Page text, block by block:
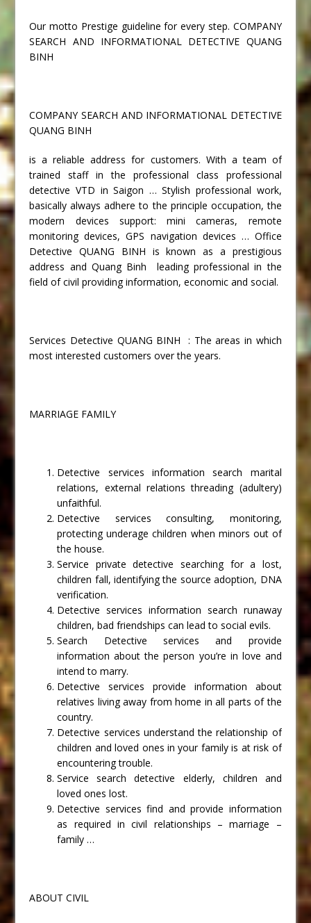
Our motto Prestige guideline for every step. COMPANY
SEARCH AND INFORMATIONAL DETECTIVE QUANG
BINH
COMPANY SEARCH AND INFORMATIONAL DETECTIVE
QUANG BINH
is a reliable address for customers. With a team of
trained staff in the professional class professional
detective VTD in Saigon … Stylish professional work,
basically always adhere to the principle occupation, the
modern devices support: mini cameras, remote
monitoring devices, GPS navigation devices … Office
Detective QUANG BINH is known as a prestigious
address and Quang Binh leading professional in the
field of civil providing information, economic and social.
Services Detective QUANG BINH : The areas in which
most interested customers over the years.
MARRIAGE FAMILY
Detective services information search marital
relations, external relations threading (adultery)
unfaithful.
Detective services consulting, monitoring,
protecting underage children when minors out of
the house.
Service private detective searching for a lost,
children fall, identifying the source adoption, DNA
verification.
Detective services information search runaway
children, bad friendships can lead to social evils.
Search Detective services and provide
information about the person you’re in love and
intend to marry.
Detective services provide information about
relatives living away from home in all parts of the
country.
Detective services understand the relationship of
children and loved ones in your family is at risk of
encountering trouble.
Service search detective elderly, children and
loved ones lost.
Detective services find and provide information
as required in civil relationships – marriage –
family …
ABOUT CIVIL